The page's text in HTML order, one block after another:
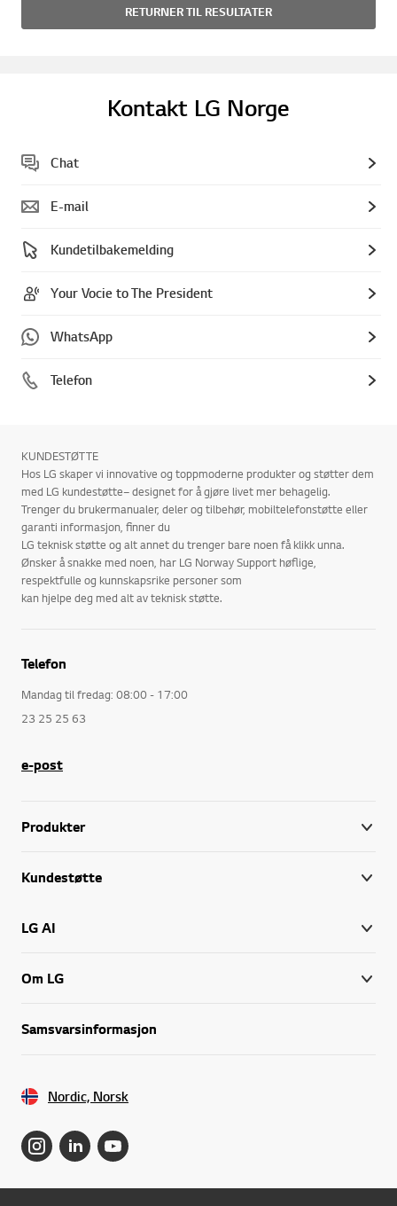
RETURNER TIL RESULTATER
Kontakt LG Norge
Chat
E-mail
Kundetilbakemelding
Your Vocie to The President
WhatsApp
Telefon
KUNDESTØTTE
Hos LG skaper vi innovative og toppmoderne produkter og støtter dem
med LG kundestøtte– designet for å gjøre livet mer behagelig.
Trenger du brukermanualer, deler og tilbehør, mobiltelefonstøtte eller
garanti informasjon, finner du
LG teknisk støtte og alt annet du trenger bare noen få klikk unna.
Ønsker å snakke med noen, har LG Norway Support høflige,
respektfulle og kunnskapsrike personer som
kan hjelpe deg med alt av teknisk støtte.
Telefon
Mandag til fredag: 08:00 - 17:00
23 25 25 63
e-post
Produkter
Kundestøtte
LG AI
Om LG
Samsvarsinformasjon
Nordic, Norsk